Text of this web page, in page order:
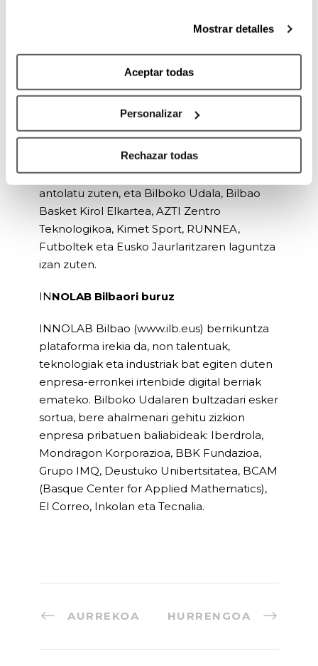
Mostrar detalles
Aceptar todas
Personalizar
Rechazar todas
aplikatutako teknologiaren balioa
nabarmendu nahi izan du, esanez Adimen
Artifizialak entrenatzaile profesionalen
metodo zientifikoak interpretatzeko aukera
ematen duela, horiek erreplikatzeko eta
Jardunaldia INNOLAB Bilbaok eta BCAMek
(Matematika Aplikatuen Euskal Zentroa)
antolatu zuten, eta Bilboko Udala, Bilbao
Basket Kirol Elkartea, AZTI Zentro
Teknologikoa, Kimet Sport, RUNNEA,
Futboltek eta Eusko Jaurlaritzaren laguntza
izan zuten.
INNOLAB Bilbaori buruz
INNOLAB Bilbao (www.ilb.eus) berrikuntza
plataforma irekia da, non talentuak,
teknologiak eta industriak bat egiten duten
enpresa-erronkei irtenbide digital berriak
emateko. Bilboko Udalaren bultzadari esker
sortua, bere ahalmenari gehitu zizkion
enpresa pribatuen baliabideak: Iberdrola,
Mondragon Korporazioa, BBK Fundazioa,
Grupo IMQ, Deustuko Unibertsitatea, BCAM
(Basque Center for Applied Mathematics),
El Correo, Inkolan eta Tecnalia.
AURREKOA HURRENGOA